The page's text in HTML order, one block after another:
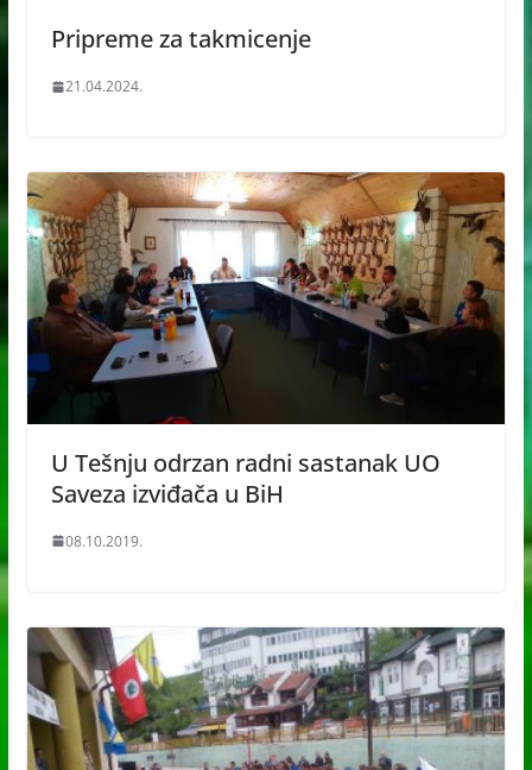
Pripreme za takmicenje
21.04.2024.
U Tešnju odrzan radni sastanak UO
Saveza izviđača u BiH
08.10.2019.